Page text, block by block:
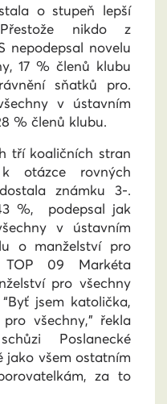
o stupeň lepší
nikdo z
nepodepsal novelu
17 % členů klubu
sňatků pro.
v ústavním
% členů klubu.
tří koaličních stran
otázce rovných
známku 3-.
%, podepsal jak
v ústavním
o manželství pro
TOP 09 Markéta
pro všechny
jsem katolička,
všechny,” řekla
Poslanecké
jako všem ostatním
za to